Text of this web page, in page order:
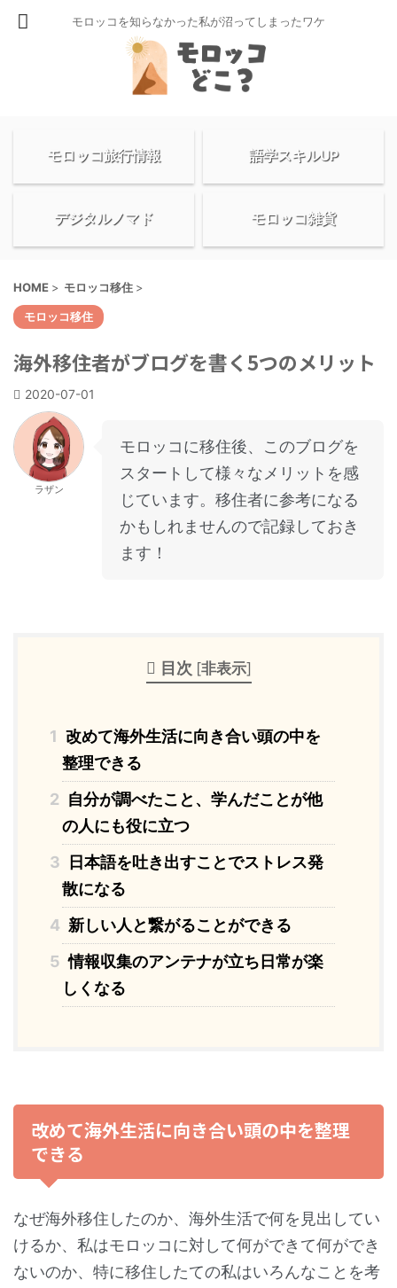
モロッコを知らなかった私が沼ってしまったワケ
モロッコ旅行情報 語学スキルUP
デジタルノマド モロッコ雑貨
HOME > モロッコ移住 >
モロッコ移住
海外移住者がブログを書く5つのメリット
2020-07-01
ラザン
モロッコに移住後、このブログを
スタートして様々なメリットを感
じています。移住者に参考になる
かもしれませんので記録しておき
ます！
目次 [非表示]
1 改めて海外生活に向き合い頭の中を
整理できる
2 自分が調べたこと、学んだことが他
の人にも役に立つ
3
日本語を吐き出すことでストレス発
散になる
4 新しい人と繋がることができる
5 情報収集のアンテナが立ち日常が楽
しくなる
改めて海外生活に向き合い頭の中を整理
できる
なぜ海外移住したのか、海外生活で何を見出してい
けるか、私はモロッコに対して何ができて何ができ
ないのか、特に移住したての私はいろんなことを考